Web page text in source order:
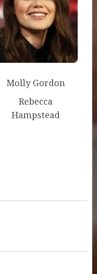
Molly Gordon
Rebecca
Hampstead